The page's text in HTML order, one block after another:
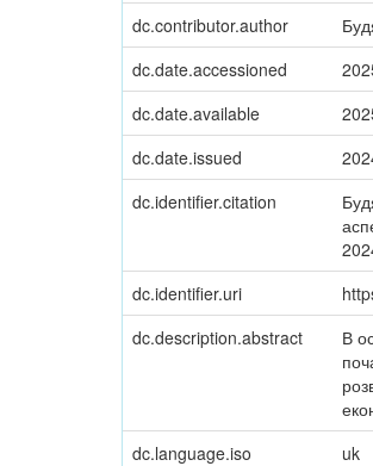
dc.contributor.author
dc.date.accessioned
dc.date.available
dc.date.issued
dc.identifier.citation
dc.identifier.uri
dc.description.abstract
В
dc.language.iso uk